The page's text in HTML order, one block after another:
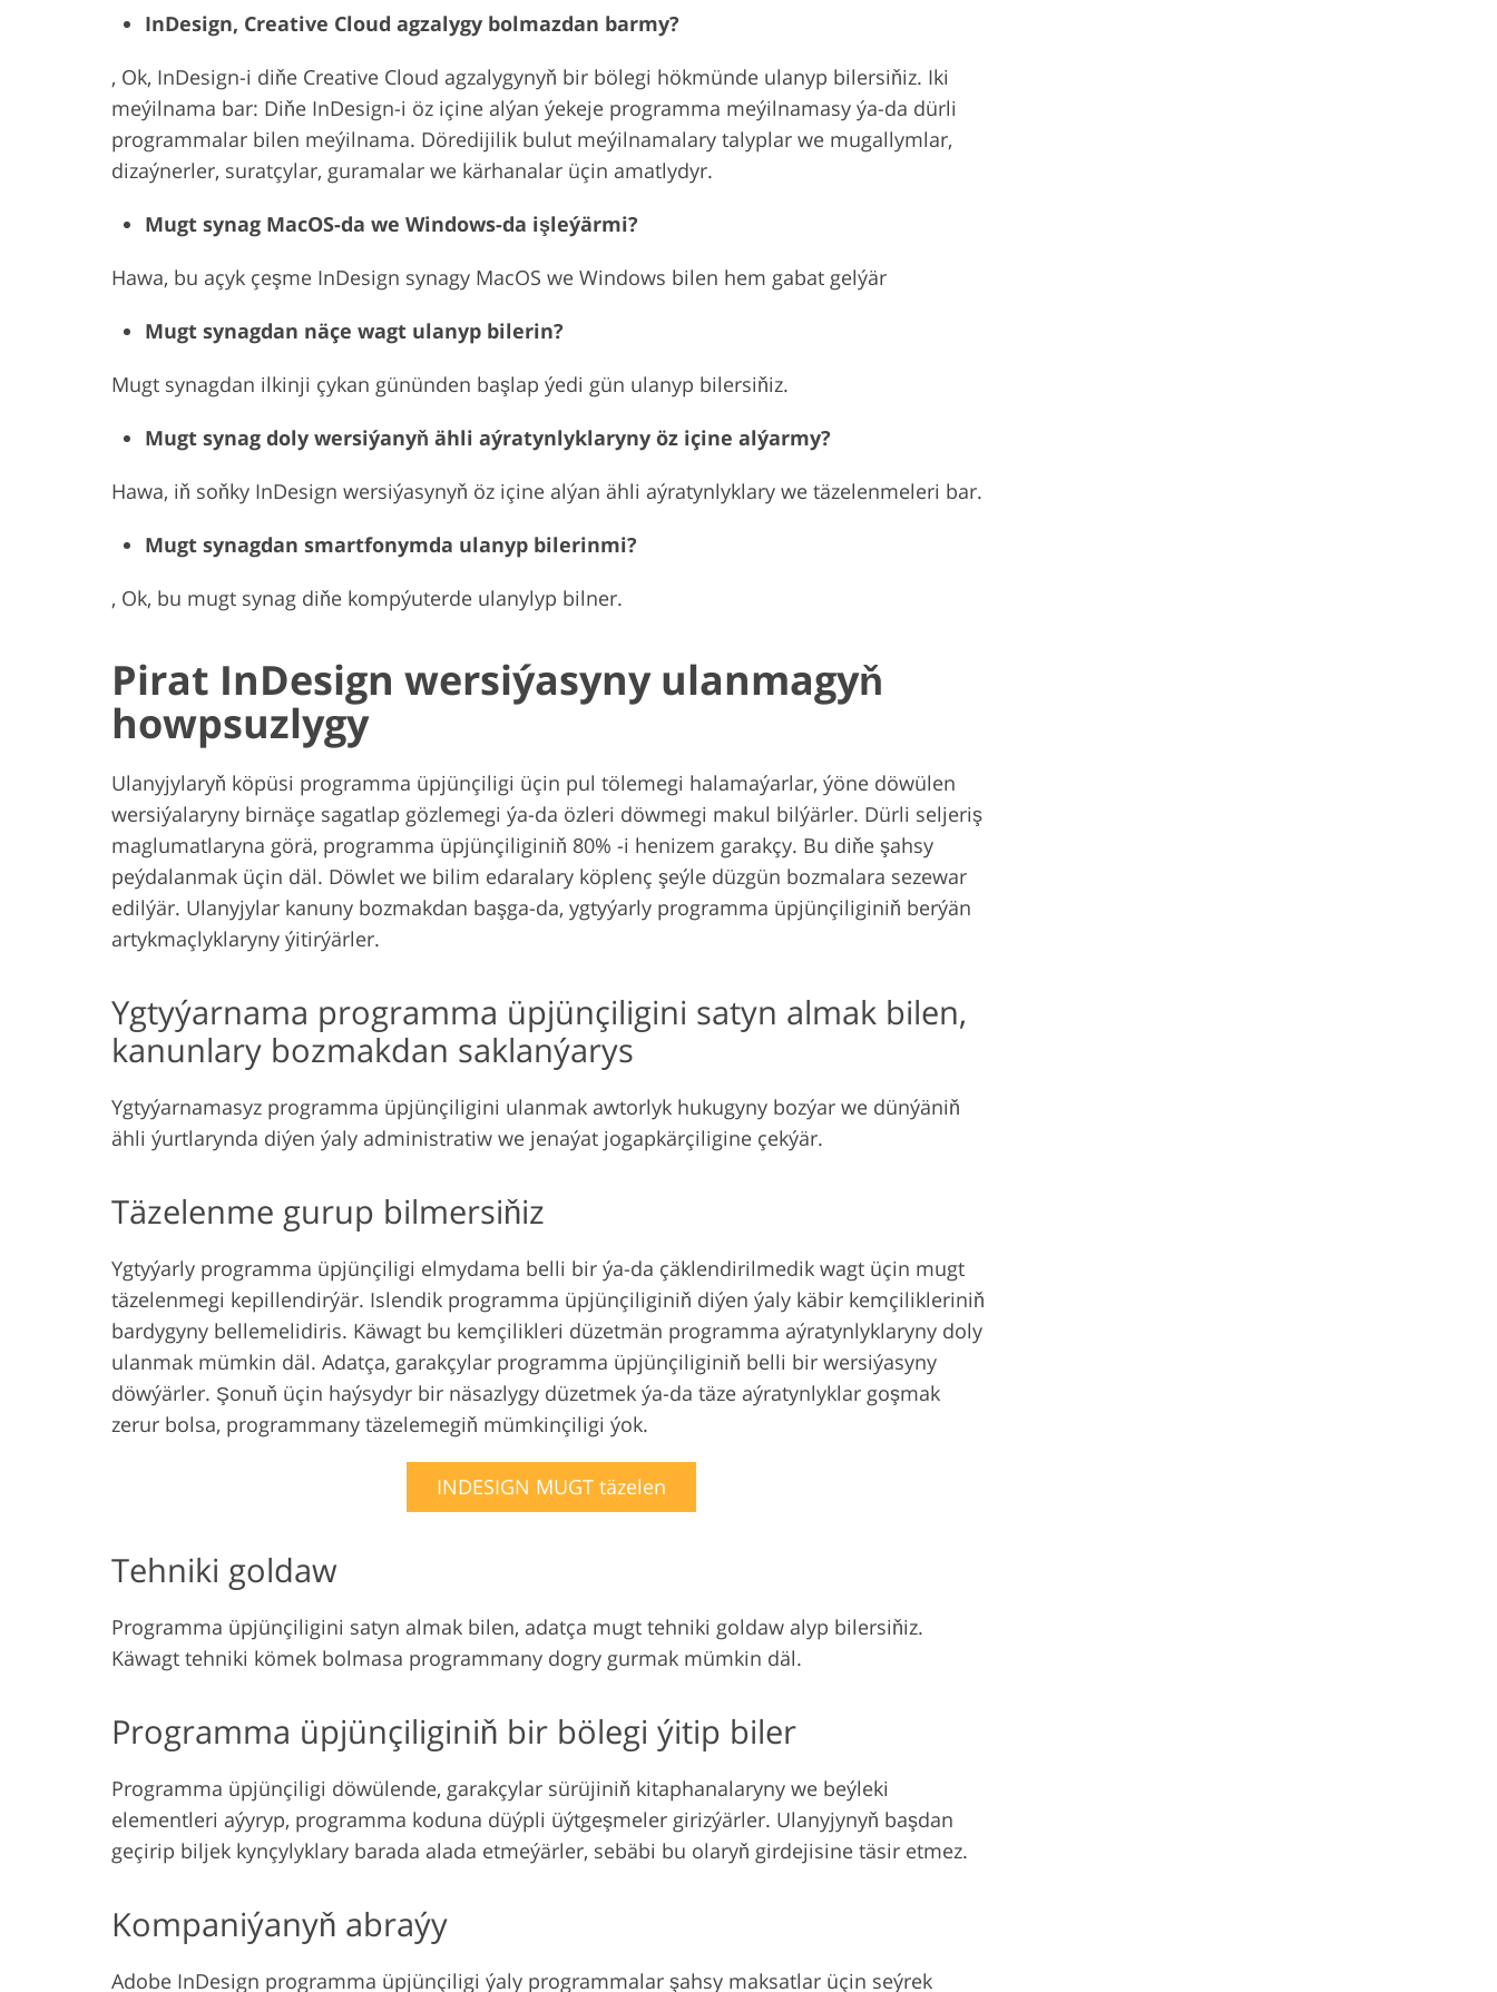
InDesign, Creative Cloud agzalygy bolmazdan barmy?
, Ok, InDesign-i diňe Creative Cloud agzalygynyň bir bölegi hökmünde ulanyp bilersiňiz. Iki
meýilnama bar: Diňe InDesign-i öz içine alýan ýekeje programma meýilnamasy ýa-da dürli
programmalar bilen meýilnama. Döredijilik bulut meýilnamalary talyplar we mugallymlar,
dizaýnerler, suratçylar, guramalar we kärhanalar üçin amatlydyr.
Mugt synag MacOS-da we Windows-da işleýärmi?
Hawa, bu açyk çeşme InDesign synagy MacOS we Windows bilen hem gabat gelýär
Mugt synagdan näçe wagt ulanyp bilerin?
Mugt synagdan ilkinji çykan gününden başlap ýedi gün ulanyp bilersiňiz.
Mugt synag doly wersiýanyň ähli aýratynlyklaryny öz içine alýarmy?
Hawa, iň soňky InDesign wersiýasynyň öz içine alýan ähli aýratynlyklary we täzelenmeleri bar.
Mugt synagdan smartfonymda ulanyp bilerinmi?
, Ok, bu mugt synag diňe kompýuterde ulanylyp bilner.
Pirat InDesign wersiýasyny ulanmagyň
howpsuzlygy
Ulanyjylaryň köpüsi programma üpjünçiligi üçin pul tölemegi halamaýarlar, ýöne döwülen
wersiýalaryny birnäçe sagatlap gözlemegi ýa-da özleri döwmegi makul bilýärler. Dürli seljeriş
maglumatlaryna görä, programma üpjünçiliginiň 80% -i henizem garakçy. Bu diňe şahsy
peýdalanmak üçin däl. Döwlet we bilim edaralary köplenç şeýle düzgün bozmalara sezewar
edilýär. Ulanyjylar kanuny bozmakdan başga-da, ygtyýarly programma üpjünçiliginiň berýän
artykmaçlyklaryny ýitirýärler.
Ygtyýarnama programma üpjünçiligini satyn almak bilen,
kanunlary bozmakdan saklanýarys
Ygtyýarnamasyz programma üpjünçiligini ulanmak awtorlyk hukugyny bozýar we dünýäniň
ähli ýurtlarynda diýen ýaly administratiw we jenaýat jogapkärçiligine çekýär.
Täzelenme gurup bilmersiňiz
Ygtyýarly programma üpjünçiligi elmydama belli bir ýa-da çäklendirilmedik wagt üçin mugt
täzelenmegi kepillendirýär. Islendik programma üpjünçiliginiň diýen ýaly käbir kemçilikleriniň
bardygyny bellemelidiris. Käwagt bu kemçilikleri düzetmän programma aýratynlyklaryny doly
ulanmak mümkin däl. Adatça, garakçylar programma üpjünçiliginiň belli bir wersiýasyny
döwýärler. Şonuň üçin haýsydyr bir näsazlygy düzetmek ýa-da täze aýratynlyklar goşmak
zerur bolsa, programmany täzelemegiň mümkinçiligi ýok.
INDESIGN MUGT täzelen
Tehniki goldaw
Programma üpjünçiligini satyn almak bilen, adatça mugt tehniki goldaw alyp bilersiňiz.
Käwagt tehniki kömek bolmasa programmany dogry gurmak mümkin däl.
Programma üpjünçiliginiň bir bölegi ýitip biler
Programma üpjünçiligi döwülende, garakçylar sürüjiniň kitaphanalaryny we beýleki
elementleri aýyryp, programma koduna düýpli üýtgeşmeler girizýärler. Ulanyjynyň başdan
geçirip biljek kynçylyklary barada alada etmeýärler, sebäbi bu olaryň girdejisine täsir etmez.
Kompaniýanyň abraýy
Adobe InDesign programma üpjünçiligi ýaly programmalar şahsy maksatlar üçin seýrek